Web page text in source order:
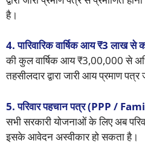
है।
4. पारिवारिक वार्षिक आय ₹3 लाख से
की कुल वार्षिक आय ₹3,00,000 से
तहसीलदार द्वारा जारी आय प्रमाण पत्र
5. परिवार पहचान पत्र (PPP /
सभी सरकारी योजनाओं के लिए अब
इसके आवेदन अस्वीकार हो सकता है।